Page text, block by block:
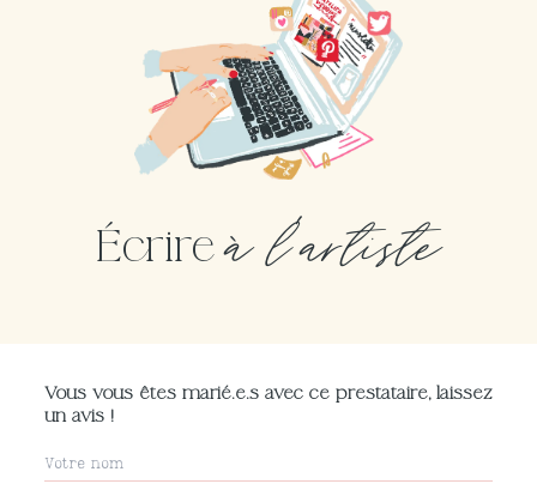
Écrire à l'artiste
Vous vous êtes marié.e.s avec ce prestataire, laissez
un avis !